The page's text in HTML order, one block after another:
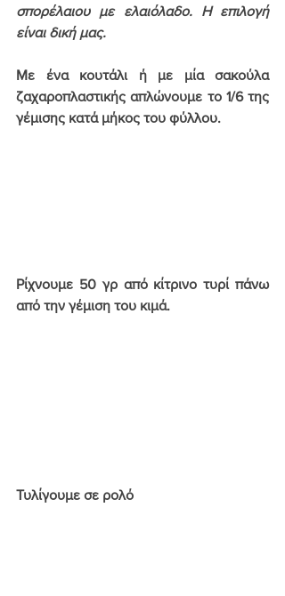
σπορέλαιου με ελαιόλαδο. Η επιλογή
είναι δική μας.
Με ένα κουτάλι ή με μία σακούλα
ζαχαροπλαστικής απλώνουμε το 1/6 της
γέμισης κατά μήκος του φύλλου.
Ρίχνουμε 50 γρ από κίτρινο τυρί πάνω
από την γέμιση του κιμά.
Τυλίγουμε σε ρολό